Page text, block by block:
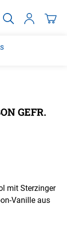
GEFR.
mit Sterzinger
Vanille aus